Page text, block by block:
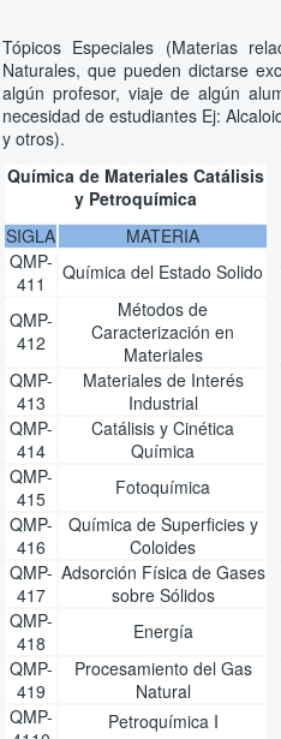
Tópicos Especiales (Materias
Naturales, que pueden dictarse
algún profesor, viaje de algún
necesidad de estudiantes Ej:
y otros).
Química de Materiales Catálisis
y Petroquímica
SIGLA
MATERIA
QMP-
411
Química del Estado Solido
QMP-
412
Métodos de
Caracterización en
Materiales
QMP-
413
Materiales de Interés
Industrial
QMP-
414
Catálisis y Cinética
Química
QMP-
415
Fotoquímica
QMP-
416
Química de Superficies y
Coloides
QMP-
417
Adsorción Física de Gases
sobre Sólidos
QMP-
418
Energía
QMP-
419
Procesamiento del Gas
Natural
QMP-
Petroquímica I